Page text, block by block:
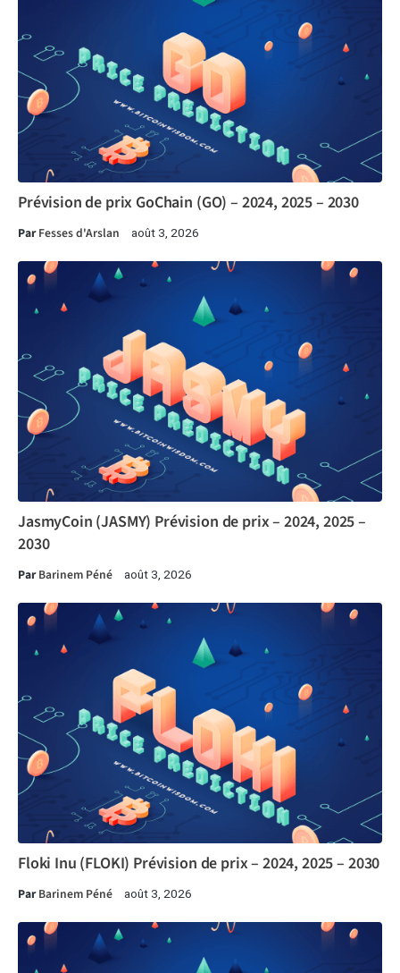
Prévision de prix GoChain (GO) – 2024, 2025 – 2030
ParFesses d'Arslan août 3, 2026
JasmyCoin (JASMY) Prévision de prix – 2024, 2025 –
2030
ParBarinem Péné août 3, 2026
Floki Inu (FLOKI) Prévision de prix – 2024, 2025 – 2030
ParBarinem Péné août 3, 2026